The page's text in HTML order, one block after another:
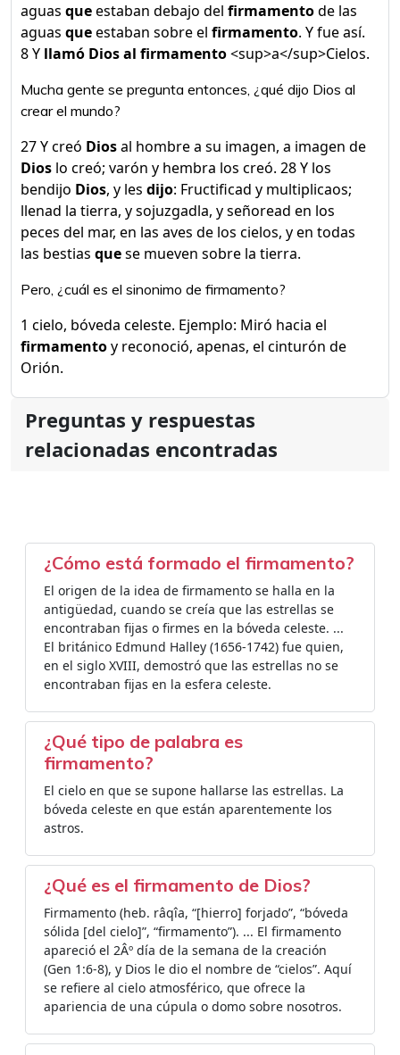
aguas queestaban debajo del firmamentode las
aguas queestaban sobre el firmamento. Y fue así.
8 Y llamó Dios al firmamento<sup>a</sup>Cielos.
Mucha gente se pregunta entonces, ¿qué dijo Dios al
crear el mundo?
27 Y creó Diosal hombre a su imagen, a imagen de
Dios lo creó; varón y hembra los creó. 28 Y los
bendijo Dios, y les dijo: Fructificad y multiplicaos;
llenad la tierra, y sojuzgadla, y señoread en los
peces del mar, en las aves de los cielos, y en todas
las bestias quese mueven sobre la tierra.
Pero, ¿cuál es el sinonimo de firmamento?
1 cielo, bóveda celeste. Ejemplo: Miró hacia el
firmamentoy reconoció, apenas, el cinturón de
Orión.
Preguntas y respuestas
relacionadas encontradas
¿Cómo está formado el firmamento?
El origen de la idea de firmamento se halla en la
antigüedad, cuando se creía que las estrellas se
encontraban fijas o firmes en la bóveda celeste. ...
El británico Edmund Halley (1656-1742) fue quien,
en el siglo XVIII, demostró que las estrellas no se
encontraban fijas en la esfera celeste.
¿Qué tipo de palabra es
firmamento?
El cielo en que se supone hallarse las estrellas. La
bóveda celeste en que están aparentemente los
astros.
¿Qué es el firmamento de Dios?
Firmamento (heb. râqîa, “[hierro] forjado”, “bóveda
sólida [del cielo]”, “firmamento”). ... El firmamento
apareció el 2Âº día de la semana de la creación
(Gen 1:6-8), y Dios le dio el nombre de “cielos”. Aquí
se refiere al cielo atmosférico, que ofrece la
apariencia de una cúpula o domo sobre nosotros.